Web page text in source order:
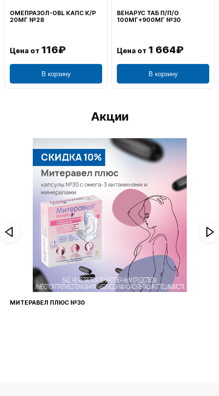
ОМЕПРАЗОЛ-OBL КАПС К/Р
20МГ №28
Цена от 116₽
В корзину
ВЕНАРУС ТАБ П/П/О
100МГ+900МГ №30
Цена от 1 664₽
В корзину
Акции
МИТЕРАВЕЛ ПЛЮС №30